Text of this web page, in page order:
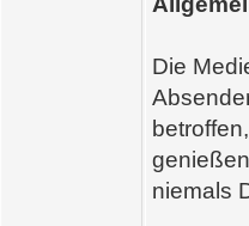
Die
niemals